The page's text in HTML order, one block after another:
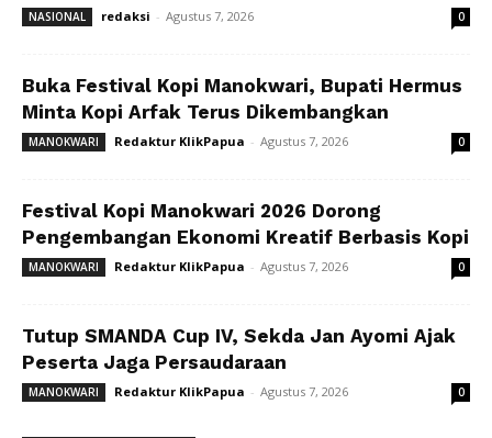
NASIONAL redaksi - Agustus 7, 2026 0
Buka Festival Kopi Manokwari, Bupati Hermus
Minta Kopi Arfak Terus Dikembangkan
MANOKWARI Redaktur KlikPapua - Agustus 7, 2026 0
Festival Kopi Manokwari 2026 Dorong
Pengembangan Ekonomi Kreatif Berbasis Kopi
MANOKWARI Redaktur KlikPapua - Agustus 7, 2026 0
Tutup SMANDA Cup IV, Sekda Jan Ayomi Ajak
Peserta Jaga Persaudaraan
MANOKWARI Redaktur KlikPapua - Agustus 7, 2026 0